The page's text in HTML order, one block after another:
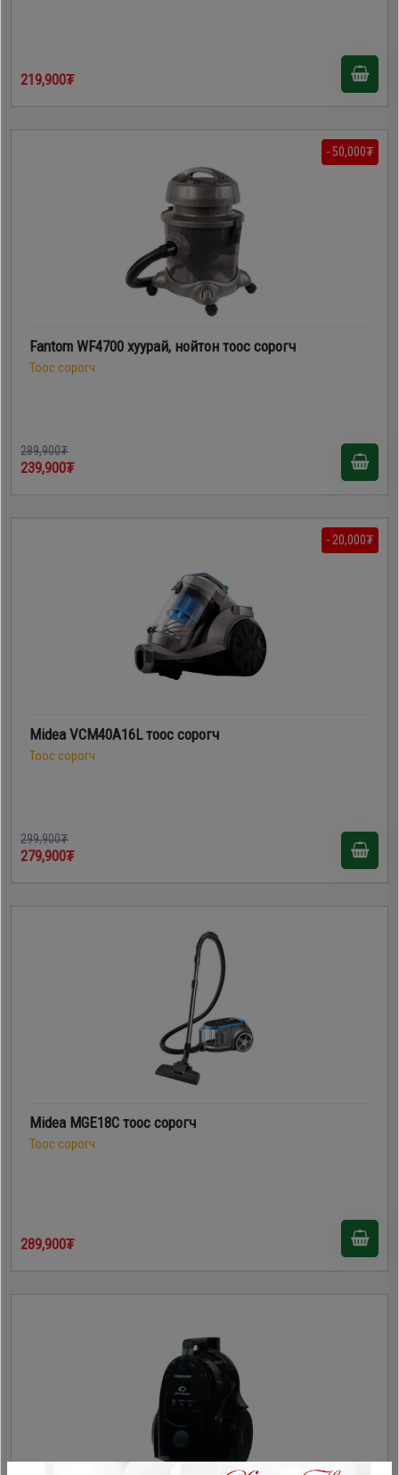
219,900₮
- 50,000₮
Fantom WF4700 хуурай, нойтон тоос сорогч
Тоос сорогч
289,900₮
239,900₮
- 20,000₮
Midea VCM40A16L тоос сорогч
Тоос сорогч
299,900₮
279,900₮
Midea MGE18C тоос сорогч
Тоос сорогч
289,900₮